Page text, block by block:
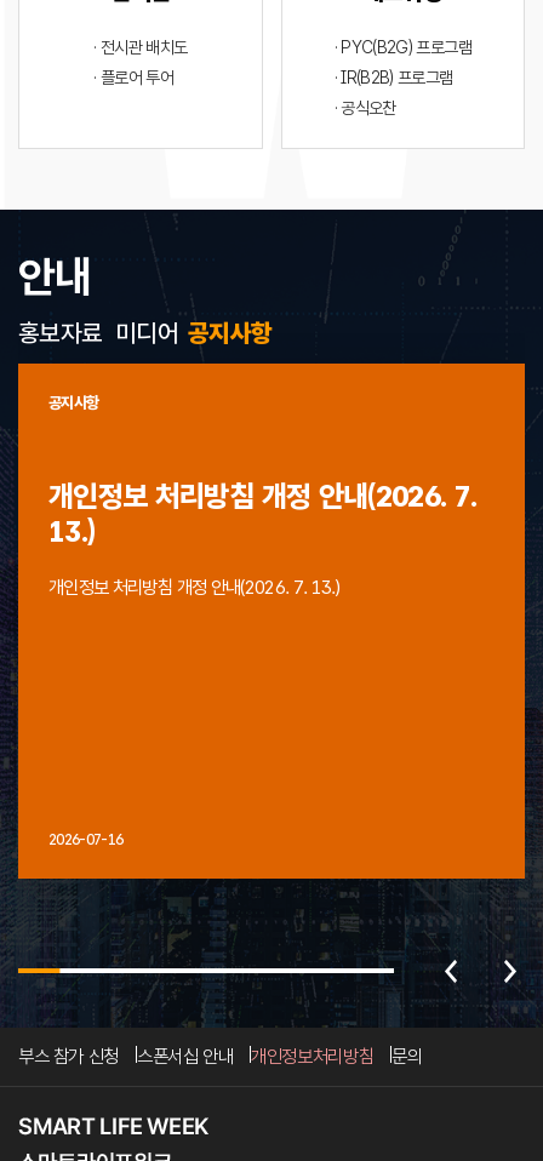
· 전시관 배치도
· 플로어 투어
· PYC(B2G) 프로그램
· IR(B2B) 프로그램
· 공식오찬
안내
공지사항
공지사항
개인정보 처리방침 개정 안내(2026. 7.
13.)
개인정보 처리방침 개정 안내(2026. 7. 13.)
2026-07-16
홍보자료 미디어
부스 참가 신청 스폰서십 안내 개인정보처리방침 문의